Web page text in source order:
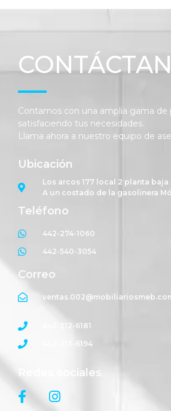
Contamos con una amplia gama de
satisfaciendo tus necesidades.
Llama ahora a nuestro equipo de
Ubicación
Los arcos 177 local 2 planta
A un costado de la gasolinera
Teléfono
442-274-1060
442-540-3054
Correo
442-212-6181
442-213-6194
Redes sociales